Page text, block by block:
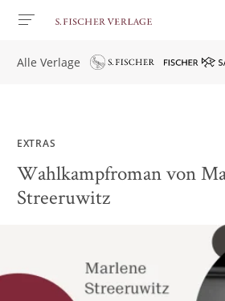
Alle Verlage
EXTRAS
Wahlkampfroman von
Streeruwitz